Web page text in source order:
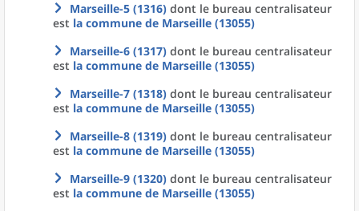
Marseille-5 (1316) dont le bureau centralisateur
est la commune de Marseille (13055)
Marseille-6 (1317) dont le bureau centralisateur
est la commune de Marseille (13055)
Marseille-7 (1318) dont le bureau centralisateur
est la commune de Marseille (13055)
Marseille-8 (1319) dont le bureau centralisateur
est la commune de Marseille (13055)
Marseille-9 (1320) dont le bureau centralisateur
est la commune de Marseille (13055)